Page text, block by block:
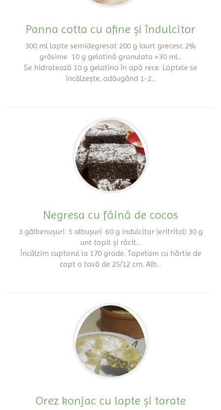
Panna cotta cu afine și îndulcitor
300 ml lapte semidegresat 200 g iaurt grecesc 2%
grăsime 10 g gelatină granulata +30 ml...
Se hidratează 10 g gelatina în apă rece. Laptele se
încălzește, adăugând 1-2...
Negresa cu făină de cocos
3 gălbenușuri 5 albușuri 60 g indulcitor (eritritol) 30 g
unt topit și răcit...
Încălzim cuptorul la 170 grade. Tapetam cu hârtie de
copt o tavă de 25/12 cm. Alb...
Orez konjac cu lapte și tarate